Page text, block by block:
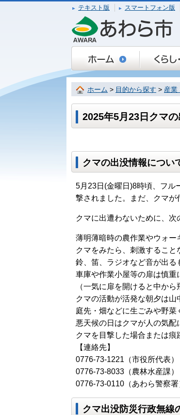
テキスト版 スマートフォン版
ホーム > 目的から探す > 産業
2025年5月23日クマ
クマの出没情報につい
5月23日(金曜日)8時頃、フル
撃されました。まだ、クマが
クマに出遭わないために、次
薄明薄暗時の農作業やウォー
クマをみたら、刺激すること
鈴、笛、ラジオなど音が出る
車庫や作業小屋等の扉は慎重
（一気に扉を開けると中か
クマの活動が活発な朝夕は山
庭先・畑などに生ごみや野菜
悪天候の日はクマが人の気配
クマを目撃した場合または痕
【連絡先】
0776-73-1221（市役所代表）
0776-73-8033（農林水産課）
0776-73-0110（あわら警察署
クマ出没防災行政無線